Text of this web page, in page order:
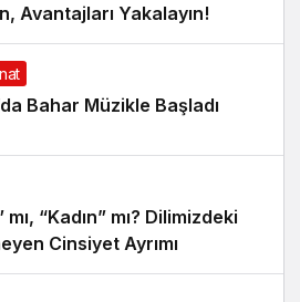
Avantajları Yakalayın!
Bahar Müzikle Başladı
mı, “Kadın” mı? Dilimizdeki
Cinsiyet Ayrımı